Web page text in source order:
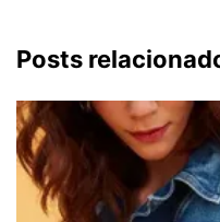
Posts